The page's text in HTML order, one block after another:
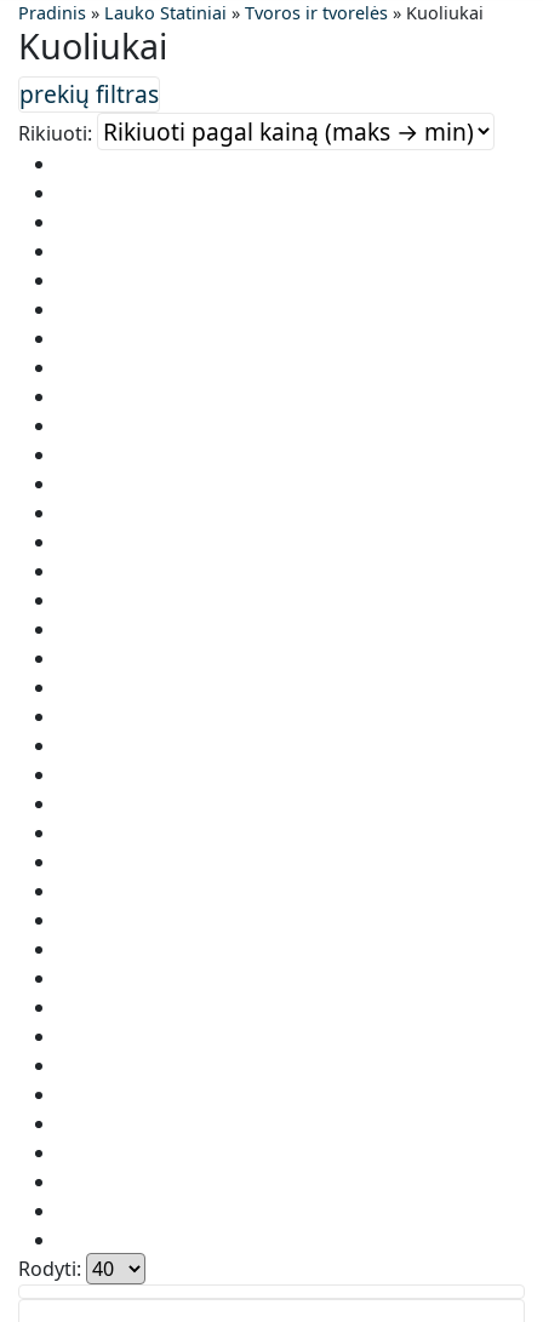
Pradinis » Lauko Statiniai » Tvoros ir tvorelės » Kuoliukai
Kuoliukai
Rikiuoti:
Rodyti: